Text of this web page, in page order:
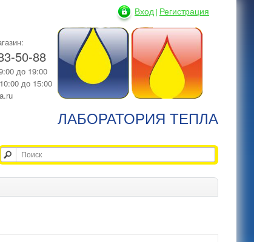
ЛАБОРАТОРИЯ ТЕПЛА
50-88
до 19:00
до 15:00
Вход | Регистрация